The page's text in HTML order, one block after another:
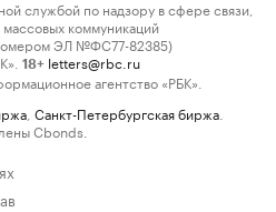
службой по надзору в сфере связи,
коммуникаций
ЭЛ №ФС77-82385)
18+ letters@rbc.ru
агентство «РБК».
Санкт-Петербургская биржа
Cbonds.